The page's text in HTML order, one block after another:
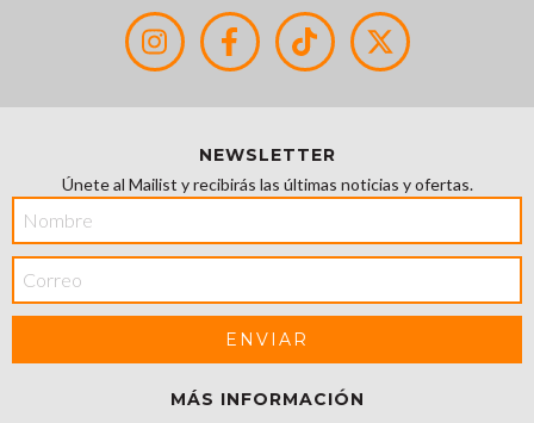
NEWSLETTER
Únete al Mailist y recibirás las últimas noticias y ofertas.
MÁS INFORMACIÓN